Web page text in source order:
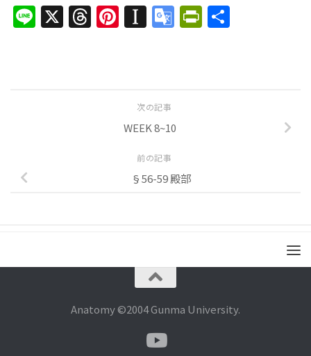
Line
X Threads
Pinterest
Instapaper
Google
次の記事
WEEK 8~10
前の記事
§56-59 殿部
Anatomy ©2004 Gunma University.